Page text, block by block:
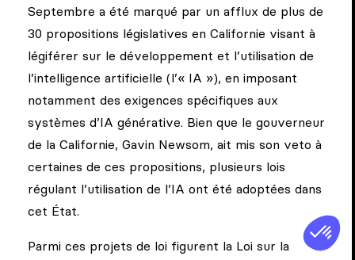
Septembre a été marqué par un afflux de plus de
30 propositions législatives en Californie visant à
légiférer sur le développement et l’utilisation de
l’intelligence artificielle (l’« IA »), en imposant
notamment des exigences spécifiques aux
systèmes d’IA générative. Bien que le gouverneur
de la Californie, Gavin Newsom, ait mis son veto à
certaines de ces propositions, plusieurs lois
régulant l’utilisation de l’IA ont été adoptées dans
cet État.
Parmi ces projets de loi figurent la Loi sur la